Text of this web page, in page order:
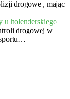
drogowej, mając
u holenderskiego
drogowej w